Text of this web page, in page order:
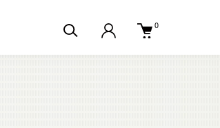
0